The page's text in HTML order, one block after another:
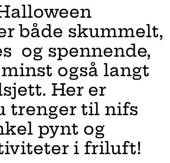
både skummelt,
og spennende,
også langt
Her er
trenger til nifs
pynt og
i friluft!